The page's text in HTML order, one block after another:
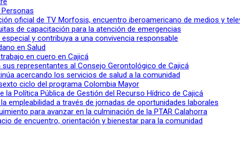
oficial de TV Morfosis, encuentro iberoamericano de medios y
de capacitación para la atención de emergencias
y contribuya a una convivencia responsable
en Salud
en cuero en Cajicá
representantes al Consejo Gerontológico de Cajicá
acercando los servicios de salud a la comunidad
ciclo del programa Colombia Mayor
la Política Pública de Gestión del Recurso Hídrico de Cajicá
empleabilidad a través de jornadas de oportunidades laborales
para avanzar en la culminación de la PTAR Calahorra
de encuentro, orientación y bienestar para la comunidad